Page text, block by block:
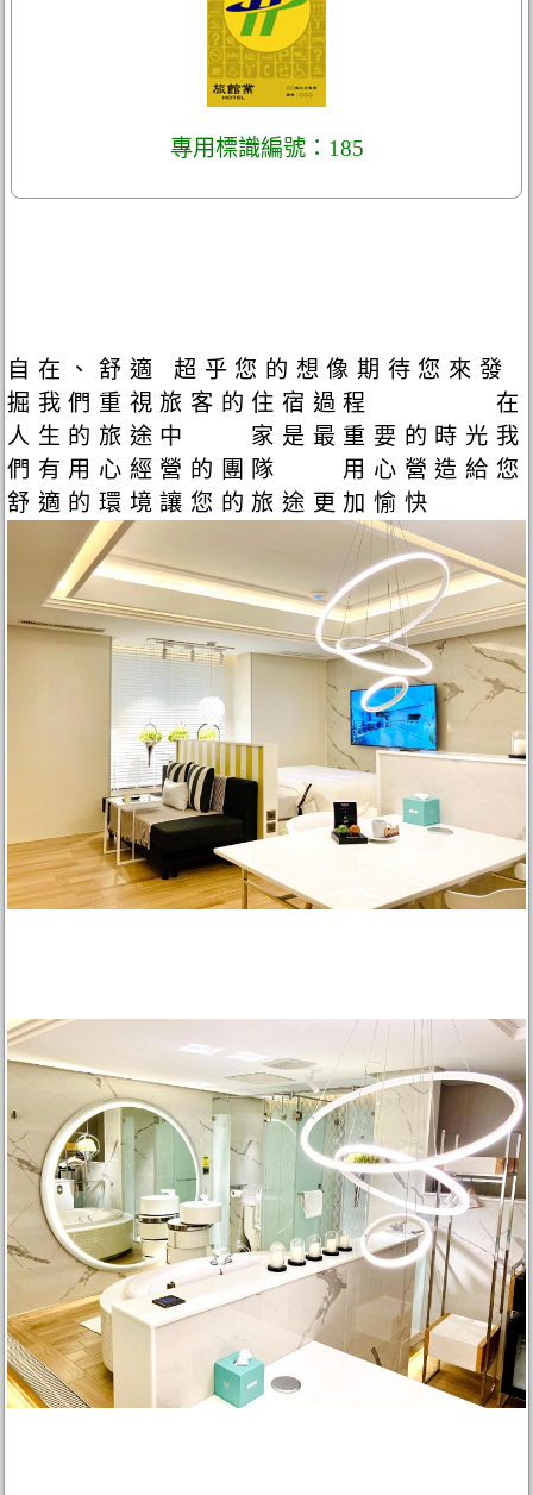
專用標識編號：185
自在、舒適 超乎您的想像期待您來發
掘我們重視旅客的住宿過程 在
人生的旅途中 家是最重要的時光我
們有用心經營的團隊 用心營造給您
舒適的環境讓您的旅途更加愉快